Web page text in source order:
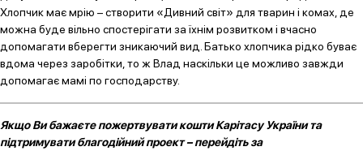
Хлопчик має мрію – створити «Дивний світ» для тварин і комах, де
можна буде вільно спостерігати за їхнім розвитком і вчасно
допомагати вберегти зникаючий вид. Батько хлопчика рідко буває
вдома через заробітки, то ж Влад наскільки це можливо завжди
допомагає мамі по господарству.
Якщо Ви бажаєте пожертвувати кошти Карітасу України та
підтримувати благодійний проект – перейдіть за